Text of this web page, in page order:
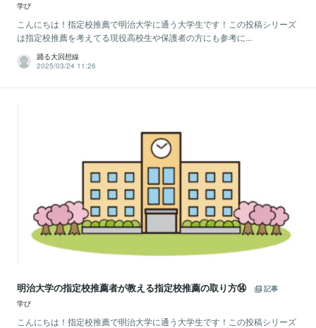
学び
こんにちは！指定校推薦で明治大学に通う大学生です！この投稿シリーズ
は指定校推薦を考えてる現役高校生や保護者の方にも参考に...
踊る大回想線
2025/03/24 11:26
明治大学の指定校推薦者が教える指定校推薦の取り方⑭
記事
学び
こんにちは！指定校推薦で明治大学に通う大学生です！この投稿シリーズ